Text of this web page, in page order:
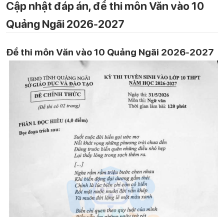
Cập nhật đáp án, đề thi môn Văn vào 10
Quảng Ngãi 2026-2027
Đề thi môn Văn vào 10 Quảng Ngãi 2026-2027